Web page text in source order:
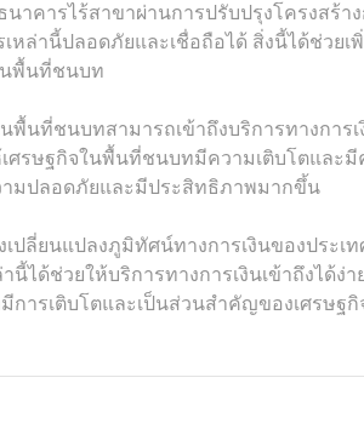
าคารไร้สาขาผ่านการปรับปรุงโครงสร้า
หล่านี้ปลอดภัยและเชื่อถือได้ สิ่งนี้ได้ช่วยเ
นพื้นที่ชนบท
นที่ชนบทสามารถเข้าถึงบริการทางการเ
ศรษฐกิจในพื้นที่ชนบทมีความเติบโตและมี
ามปลอดภัยและมีประสิทธิภาพมากขึ้น
ลี่ยนแปลงภูมิทัศน์ทางการเงินของประเท
ได้ช่วยให้บริการทางการเงินเข้าถึงได้ง่
ารเติบโตและเป็นส่วนสำคัญของเศรษฐกิ